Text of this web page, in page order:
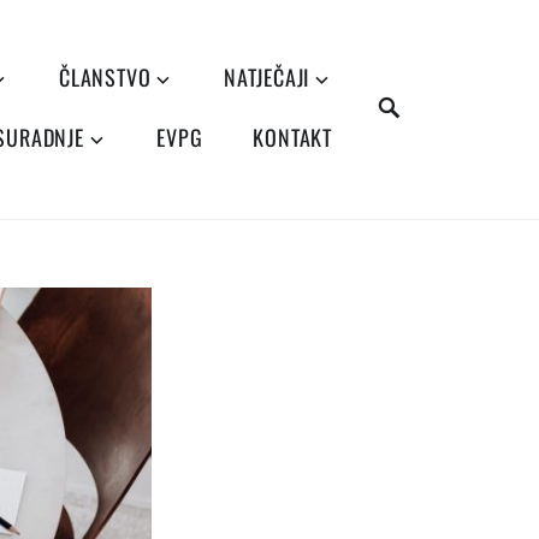
ČLANSTVO
NATJEČAJI
EVPG KONTAKT